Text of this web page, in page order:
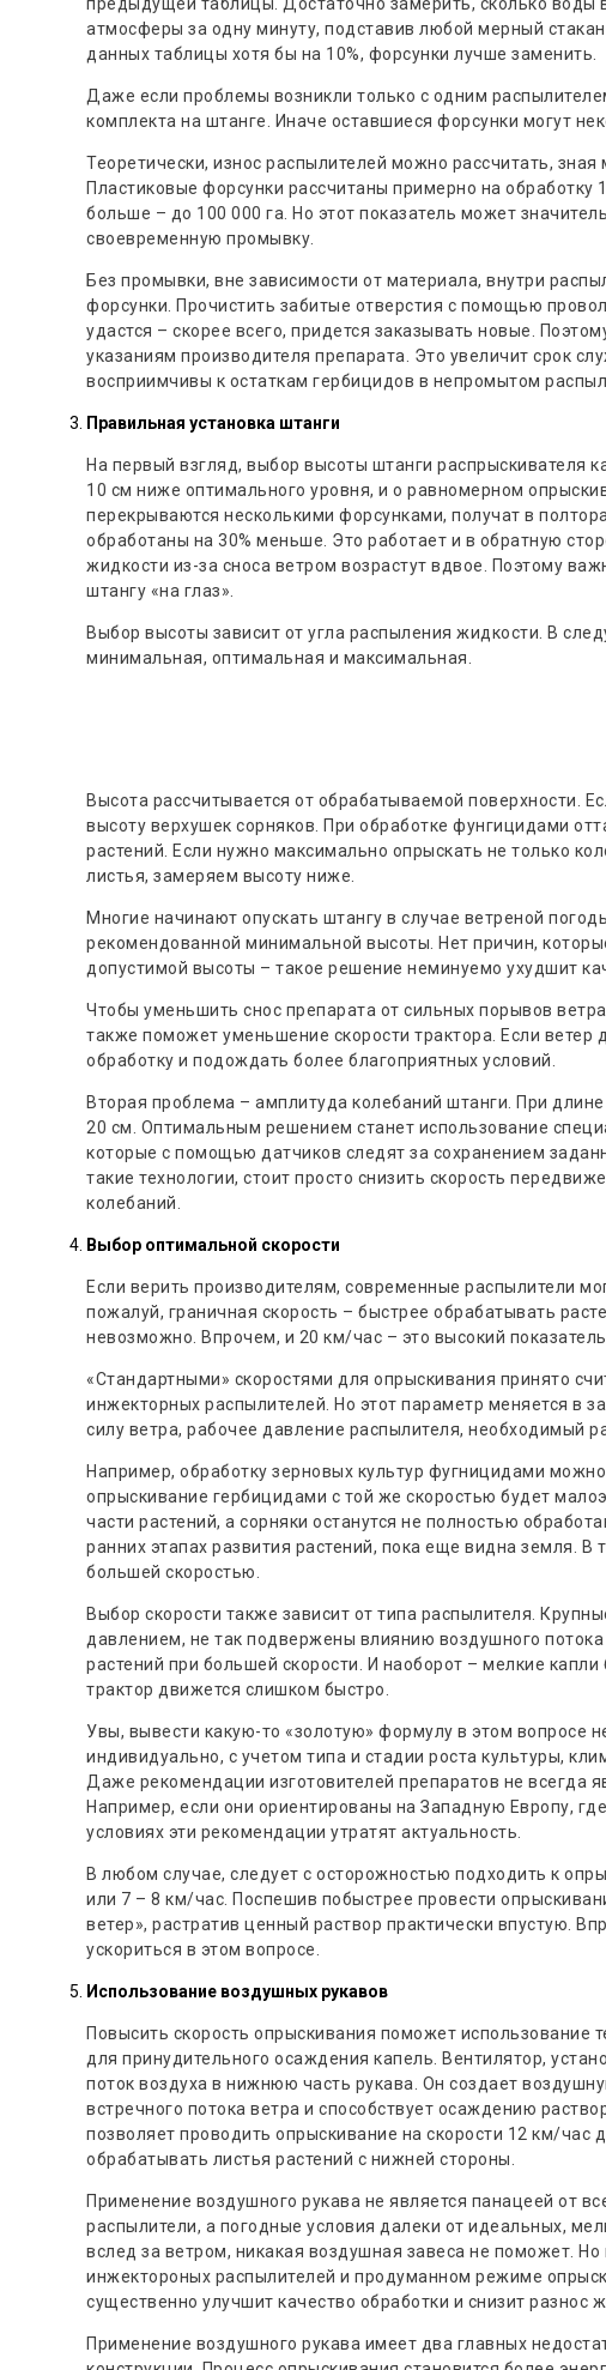
атмосферы за одну минуту, подставив любой мерный
данных таблицы хотя бы на 10%, форсунки лучше заменить.
Даже если проблемы возникли только с одним
комплекта на штанге. Иначе оставшиеся форсунки могут
Теоретически, износ распылителей можно рассчитать, зная
Пластиковые форсунки рассчитаны примерно на
больше – до 100 000 га. Но этот показатель может
своевременную промывку.
Без промывки, вне зависимости от материала, внутри
форсунки. Прочистить забитые отверстия с помощью
удастся – скорее всего, придется заказывать новые.
указаниям производителя препарата. Это увеличит срок
восприимчивы к остаткам гербицидов в непромытом
Правильная установка штанги
На первый взгляд, выбор высоты штанги распрыскивателя
10 см ниже оптимального уровня, и о равномерном
перекрываются несколькими форсунками, получат в
обработаны на 30% меньше. Это работает и в обратную
жидкости из-за сноса ветром возрастут вдвое. Поэтому
штангу «на глаз».
Выбор высоты зависит от угла распыления жидкости. В
минимальная, оптимальная и максимальная.
Высота рассчитывается от обрабатываемой поверхности.
высоту верхушек сорняков. При обработке фунгицидами
растений. Если нужно максимально опрыскать не только
листья, замеряем высоту ниже.
Многие начинают опускать штангу в случае ветреной
рекомендованной минимальной высоты. Нет причин,
допустимой высоты – такое решение неминуемо ухудшит
Чтобы уменьшить снос препарата от сильных порывов
также поможет уменьшение скорости трактора. Если ветер
обработку и подождать более благоприятных условий.
Вторая проблема – амплитуда колебаний штанги. При
20 см. Оптимальным решением станет использование
которые с помощью датчиков следят за сохранением
такие технологии, стоит просто снизить скорость
колебаний.
Выбор оптимальной скорости
Если верить производителям, современные распылители
пожалуй, граничная скорость – быстрее обрабатывать
невозможно. Впрочем, и 20 км/час – это высокий
«Стандартными» скоростями для опрыскивания принято
инжекторных распылителей. Но этот параметр меняется в
силу ветра, рабочее давление распылителя, необходимый
Например, обработку зерновых культур фугницидами
опрыскивание гербицидами с той же скоростью будет
части растений, а сорняки останутся не полностью
ранних этапах развития растений, пока еще видна земля. В
большей скоростью.
Выбор скорости также зависит от типа распылителя.
давлением, не так подвержены влиянию воздушного
растений при большей скорости. И наоборот – мелкие
трактор движется слишком быстро.
Увы, вывести какую-то «золотую» формулу в этом вопросе
индивидуально, с учетом типа и стадии роста культуры,
Даже рекомендации изготовителей препаратов не всегда
Например, если они ориентированы на Западную Европу,
условиях эти рекомендации утратят актуальность.
В любом случае, следует с осторожностью подходить к
или 7 – 8 км/час. Поспешив побыстрее провести
ветер», растратив ценный раствор практически впустую.
ускориться в этом вопросе.
Использование воздушных рукавов
Повысить скорость опрыскивания поможет использование
для принудительного осаждения капель. Вентилятор,
поток воздуха в нижнюю часть рукава. Он создает
встречного потока ветра и способствует осаждению
позволяет проводить опрыскивание на скорости 12 км/
обрабатывать листья растений с нижней стороны.
Применение воздушного рукава не является панацеей от
распылители, а погодные условия далеки от идеальных,
вслед за ветром, никакая воздушная завеса не поможет.
инжектороных распылителей и продуманном режиме
существенно улучшит качество обработки и снизит разнос
Применение воздушного рукава имеет два главных